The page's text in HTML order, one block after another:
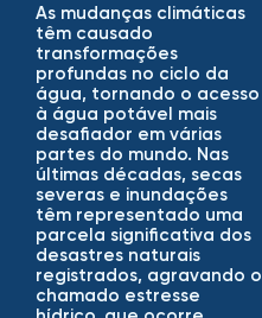
As mudanças climáticas
têm causado
transformações
profundas no ciclo da
água, tornando o acesso
à água potável mais
desafiador em várias
partes do mundo. Nas
últimas décadas, secas
severas e inundações
têm representado uma
parcela significativa dos
desastres naturais
registrados, agravando o
chamado estresse